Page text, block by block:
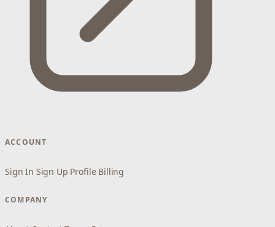
ACCOUNT
Sign In Sign Up Profile Billing
COMPANY